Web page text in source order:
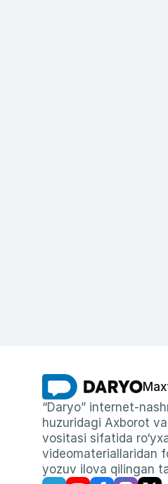
“Daryo” internet-
huzuridagi Axborot
vositasi sifatida
videomateriallaridan
yozuv ilova qilingan